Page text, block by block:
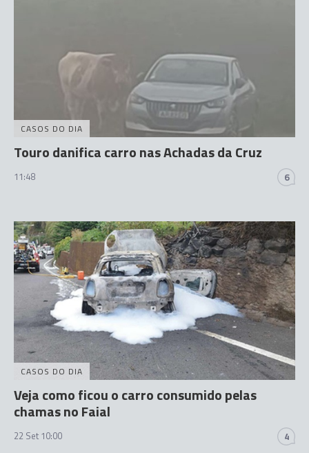
CASOS DO DIA
Touro danifica carro nas Achadas da Cruz
11:48 6
CASOS DO DIA
Veja como ficou o carro consumido pelas
chamas no Faial
22 Set 10:00 4